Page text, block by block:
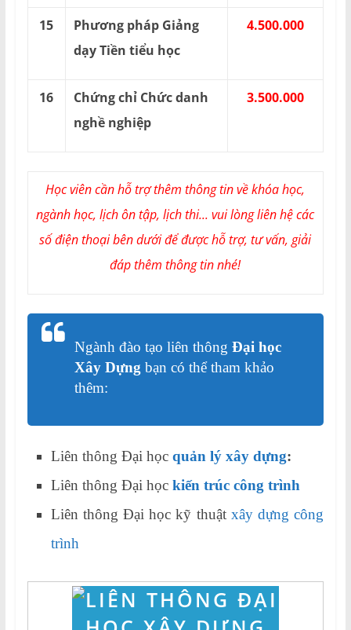
15
Phương pháp Giảng
dạy Tiền tiểu học
4.500.000
16
Chứng chỉ Chức danh
nghề nghiệp
3.500.000
Học viên cần hỗ trợ thêm thông tin về khóa học,
ngành học, lịch ôn tập, lịch thi... vui lòng liên hệ các
số điện thoại bên dưới để được hỗ trợ, tư vấn, giải
đáp thêm thông tin nhé!
Ngành đào tạo liên thông Đại học
Xây Dựng bạn có thể tham khảo
thêm:
Liên thông Đại học quản lý xây dựng:
Liên thông Đại học kiến trúc công trình
Liên thông Đại học kỹ thuật xây dựng công
trình